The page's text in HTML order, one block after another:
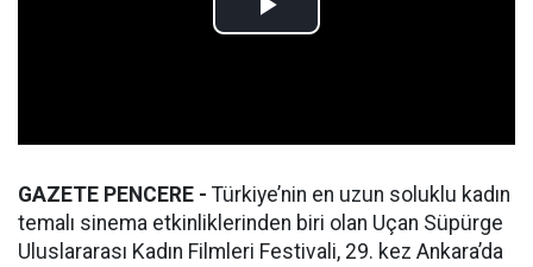
GAZETE PENCERE - Türkiye’nin en uzun soluklu kadın
temalı sinema etkinliklerinden biri olan Uçan Süpürge
Uluslararası Kadın Filmleri Festivali, 29. kez Ankara’da